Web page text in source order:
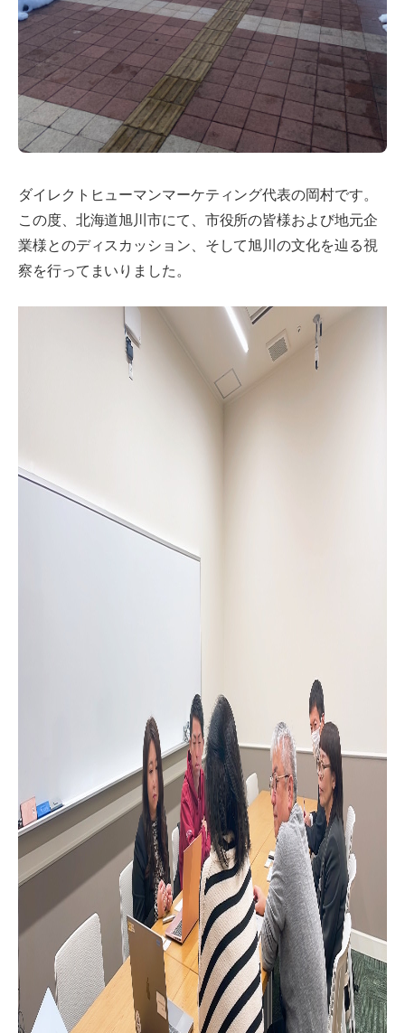
ダイレクトヒューマンマーケティング代表の岡村です。
この度、北海道旭川市にて、市役所の皆様および地元企
業様とのディスカッション、そして旭川の文化を辿る視
察を行ってまいりました。